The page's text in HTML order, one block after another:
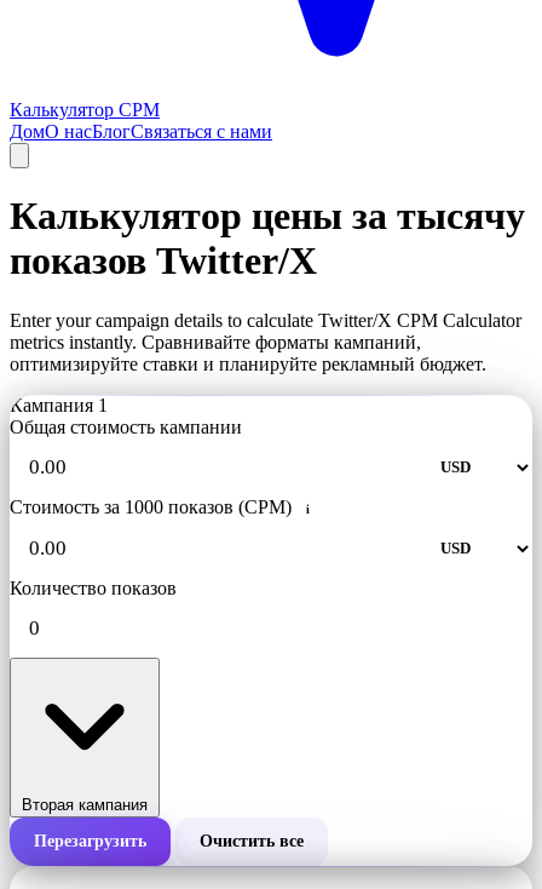
Калькулятор CPM
ДомО насБлогСвязаться с нами
Калькулятор цены за тысячу
показов Twitter/X
Enter your campaign details to calculate Twitter/X CPM Calculator
metrics instantly. Сравнивайте форматы кампаний,
оптимизируйте ставки и планируйте рекламный бюджет.
Кампания 1
Общая стоимость кампании
Стоимость за 1000 показов (CPM) i
Количество показов
Вторая кампания
Общая стоимость кампании
Перезагрузить Очистить все